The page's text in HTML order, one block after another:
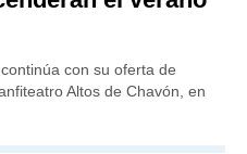
con su oferta de
Altos de Chavón, en